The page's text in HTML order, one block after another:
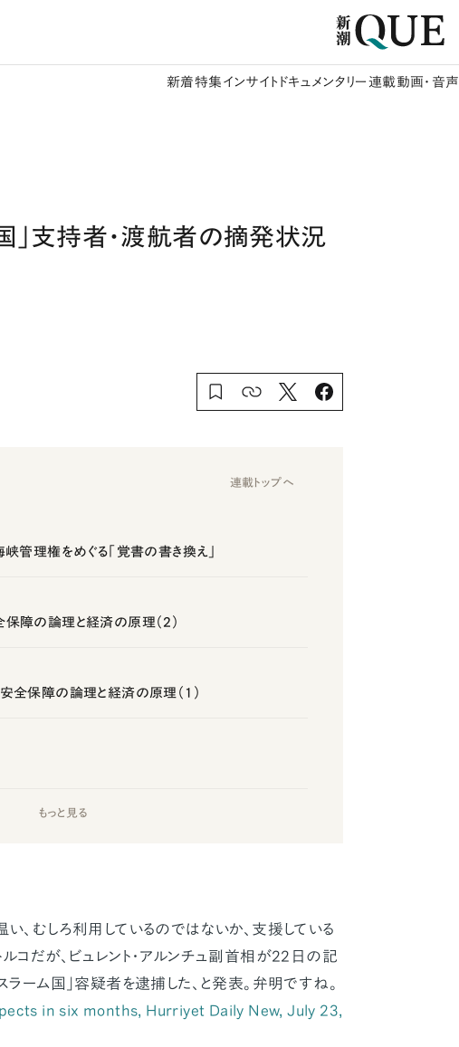
新着特集 インサイト ドキュメンタリー 連載動画・音声
国」支持者・渡航者の摘発状況
連載トップへ
管理権をめぐる「覚書の書き換え」
障の論理と経済の原理（2）
保障の論理と経済の原理（1）
もっと見る
い、むしろ利用しているのではないか、支援している
コだが、ビュレント・アルンチュ副首相が22日の記
ーム国」容疑者を逮捕した、と発表。弁明ですね。
in six months, Hurriyet Daily New, July 23,